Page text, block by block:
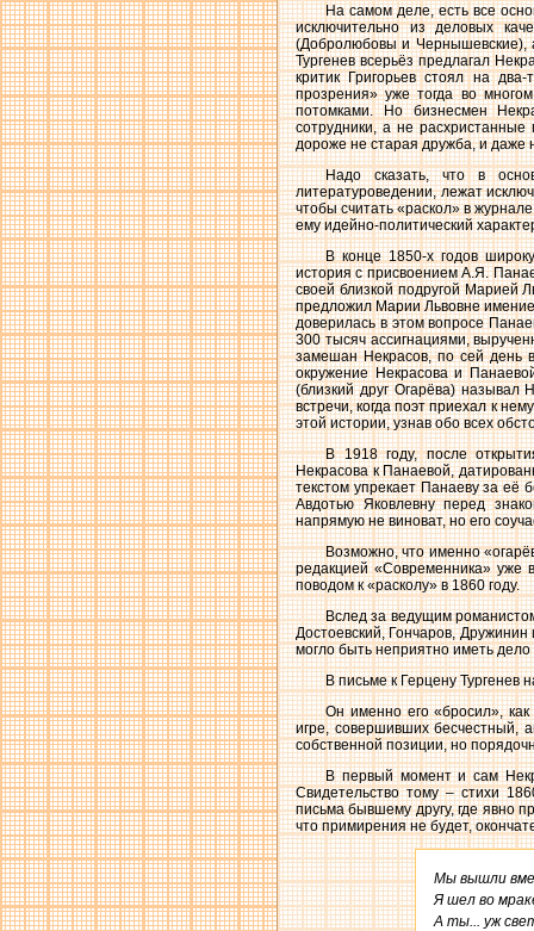
На самом деле, есть все
исключительно из деловых
(Добролюбовы и Чернышевские),
Тургенев всерьёз предлагал
критик Григорьев стоял на
прозрения» уже тогда во
потомками. Но бизнесмен
сотрудники, а не
дороже не старая дружба, и даже
Надо сказать, что в
литературоведении, лежат
чтобы считать «раскол» в
ему идейно-политический
В конце 1850-х годов
история с присвоением А.Я.
своей близкой подругой Марией
предложил Марии Львовне
доверилась в этом вопросе
300 тысяч ассигнациями,
замешан Некрасов, по сей день
окружение Некрасова и
(близкий друг Огарёва) называл
встречи, когда поэт приехал к
этой истории, узнав обо всех
В 1918 году, после
Некрасова к Панаевой,
текстом упрекает Панаеву за её
Авдотью Яковлевну перед
напрямую не виноват, но его
Возможно, что именно
редакцией «Современника» уже
поводом к «расколу» в 1860 году.
Вслед за ведущим
Достоевский, Гончаров,
могло быть неприятно иметь
В письме к Герцену Тургенев
Он именно его «бросил»,
игре, совершивших бесчестный,
собственной позиции, но
В первый момент и сам
Свидетельство тому – стихи
письма бывшему другу, где явно
что примирения не будет,
Мы вышли
Я шел во
А ты... уж